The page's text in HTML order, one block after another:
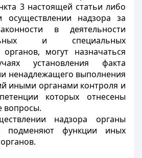
3 настоящей статьи либо
осуществлении надзора за
в деятельности
и специальных
органов, могут назначаться
установления факта
ненадлежащего выполнения
иными органами контроля и
которых отнесены
вопросы.
надзора органы
подменяют функции иных